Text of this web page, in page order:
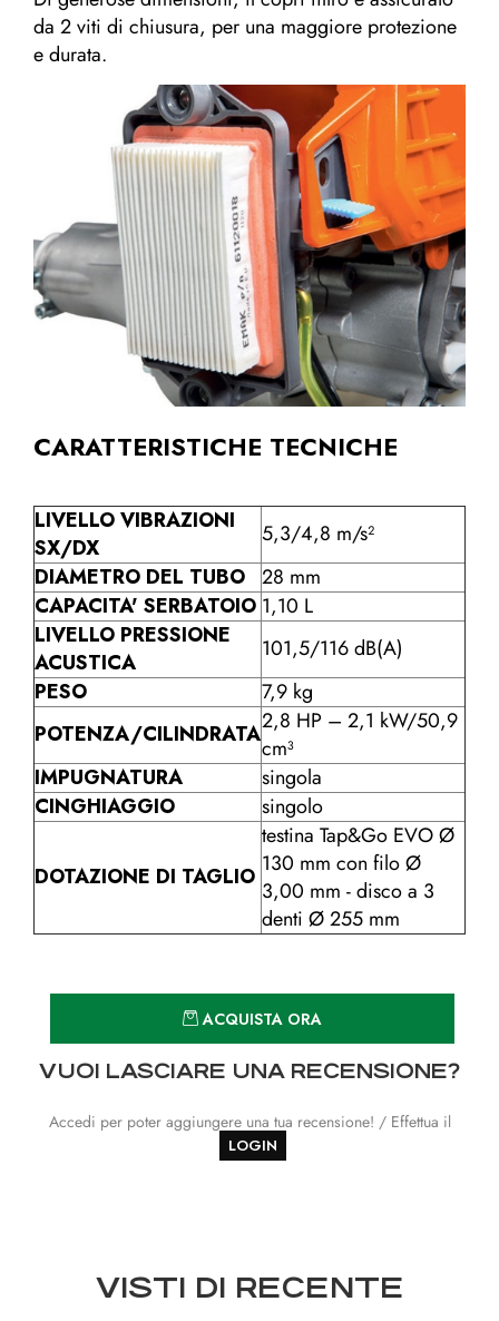
da 2 viti di chiusura, per una maggiore protezione
e durata.
CARATTERISTICHE TECNICHE
LIVELLO VIBRAZIONI
SX/DX
5,3/4,8 m/s²
DIAMETRO DEL TUBO 28 mm
CAPACITA' SERBATOIO 1,10 L
LIVELLO PRESSIONE
ACUSTICA
101,5/116 dB(A)
PESO
7,9 kg
POTENZA/CILINDRATA2,8 HP – 2,1 kW/50,9
cm³
IMPUGNATURA
singola
CINGHIAGGIO
singolo
DOTAZIONE DI TAGLIO
testina Tap&Go EVO Ø
130 mm con filo Ø
3,00 mm - disco a 3
denti Ø 255 mm
ACQUISTA ORA
VUOI LASCIARE UNA RECENSIONE?
Accedi per poter aggiungere una tua recensione! / Effettua il
LOGIN
VISTI DI RECENTE